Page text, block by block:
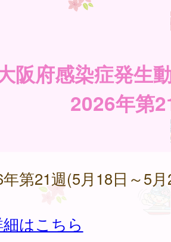
阪府感染症発生
2026年第
第21週(5月18日～5
はこちら